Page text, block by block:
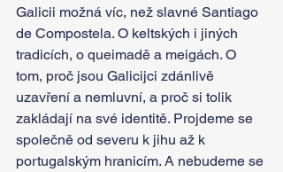
Galicii možná víc, než slavné Santiago
de Compostela. O keltských i jiných
tradicích, o queimadě a meigách. O
tom, proč jsou Galicijci zdánlivě
uzavření a nemluvní, a proč si tolik
zakládají na své identitě. Projdeme se
společně od severu k jihu až k
portugalským hranicím. A nebudeme se